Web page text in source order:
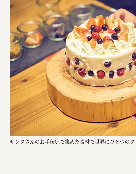
株式会社レリアン
日本出版販売株式会社
一般社団法人日本家具産業振
フードバレーとかち首都圏プロ
株式会社 中華・高橋
株式会社ITC
オクズミ商事
学校法人加藤学園
サンタさんのお手伝いで集めた素材で世界にひとつの